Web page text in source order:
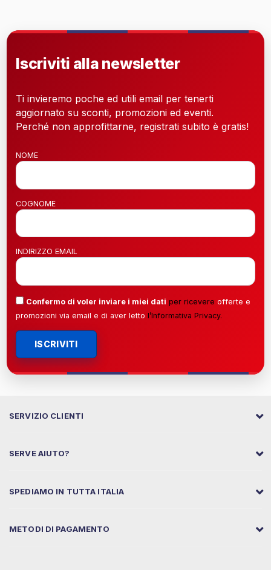
Iscriviti alla newsletter
Ti invieremo poche ed utili email per tenerti
aggiornato su sconti, promozioni ed eventi.
Perché non approfittarne, registrati subito è gratis!
NOME
COGNOME
INDIRIZZO EMAIL
Confermo di voler inviare i miei dati per ricevere offerte e
promozioni via email e di aver letto l’Informativa Privacy.
ISCRIVITI
SERVIZIO CLIENTI
SERVE AIUTO?
SPEDIAMO IN TUTTA ITALIA
METODI DI PAGAMENTO